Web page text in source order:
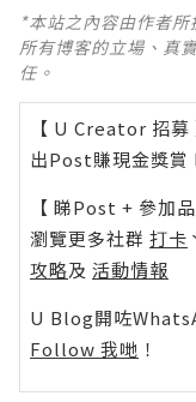
*本站之內容由作者
所有博客的立場、真
任。
【 U Creator 招募
出Post賺現金獎賞
【 睇Post + 參加品
瀏覽更多社群 打卡
攻略及 活動情報
U Blog開咗
Follow 我哋 ！